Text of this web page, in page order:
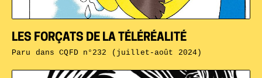
LES FORÇATS DE LA TÉLÉRÉALITÉ
Paru dansCQFD n°232 (juillet-août 2024)